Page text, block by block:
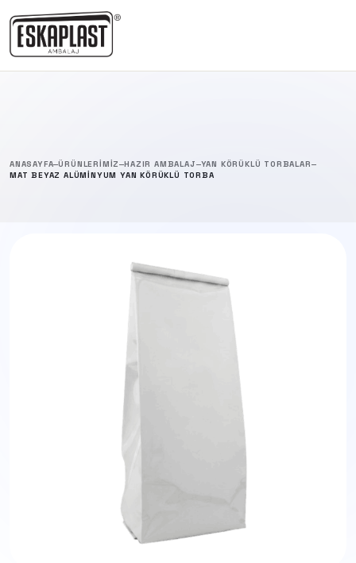
ANASAYFA ÜRÜNLERIMIZ HAZIR AMBALAJ YAN KÖRÜKLÜ TORBALAR
MAT BEYAZ ALÜMINYUM YAN KÖRÜKLÜ TORBA